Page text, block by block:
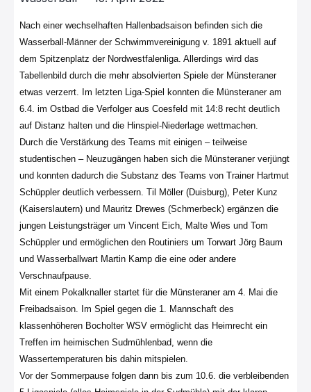
Nach einer wechselhaften Hallenbadsaison befinden sich die
Wasserball-Männer der Schwimmvereinigung v. 1891 aktuell auf
dem Spitzenplatz der Nordwestfalenliga. Allerdings wird das
Tabellenbild durch die mehr absolvierten Spiele der Münsteraner
etwas verzerrt. Im letzten Liga-Spiel konnten die Münsteraner am
6.4. im Ostbad die Verfolger aus Coesfeld mit 14:8 recht deutlich
auf Distanz halten und die Hinspiel-Niederlage wettmachen.
Durch die Verstärkung des Teams mit einigen – teilweise
studentischen – Neuzugängen haben sich die Münsteraner verjüngt
und konnten dadurch die Substanz des Teams von Trainer Hartmut
Schüppler deutlich verbessern. Til Möller (Duisburg), Peter Kunz
(Kaiserslautern) und Mauritz Drewes (Schmerbeck) ergänzen die
jungen Leistungsträger um Vincent Eich, Malte Wies und Tom
Schüppler und ermöglichen den Routiniers um Torwart Jörg Baum
und Wasserballwart Martin Kamp die eine oder andere
Verschnaufpause.
Mit einem Pokalknaller startet für die Münsteraner am 4. Mai die
Freibadsaison. Im Spiel gegen die 1. Mannschaft des
klassenhöheren Bocholter WSV ermöglicht das Heimrecht ein
Treffen im heimischen Sudmühlenbad, wenn die
Wassertemperaturen bis dahin mitspielen.
Vor der Sommerpause folgen dann bis zum 10.6. die verbleibenden